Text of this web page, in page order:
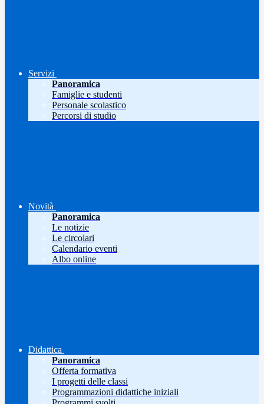
Servizi
Panoramica
Famiglie e studenti
Personale scolastico
Percorsi di studio
Novità
Panoramica
Le notizie
Le circolari
Calendario eventi
Albo online
Didattica
Panoramica
Offerta formativa
I progetti delle classi
Programmazioni didattiche iniziali